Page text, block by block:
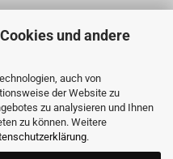
und andere
auch von
der Website zu
zu analysieren und Ihnen
zu können. Weitere
.